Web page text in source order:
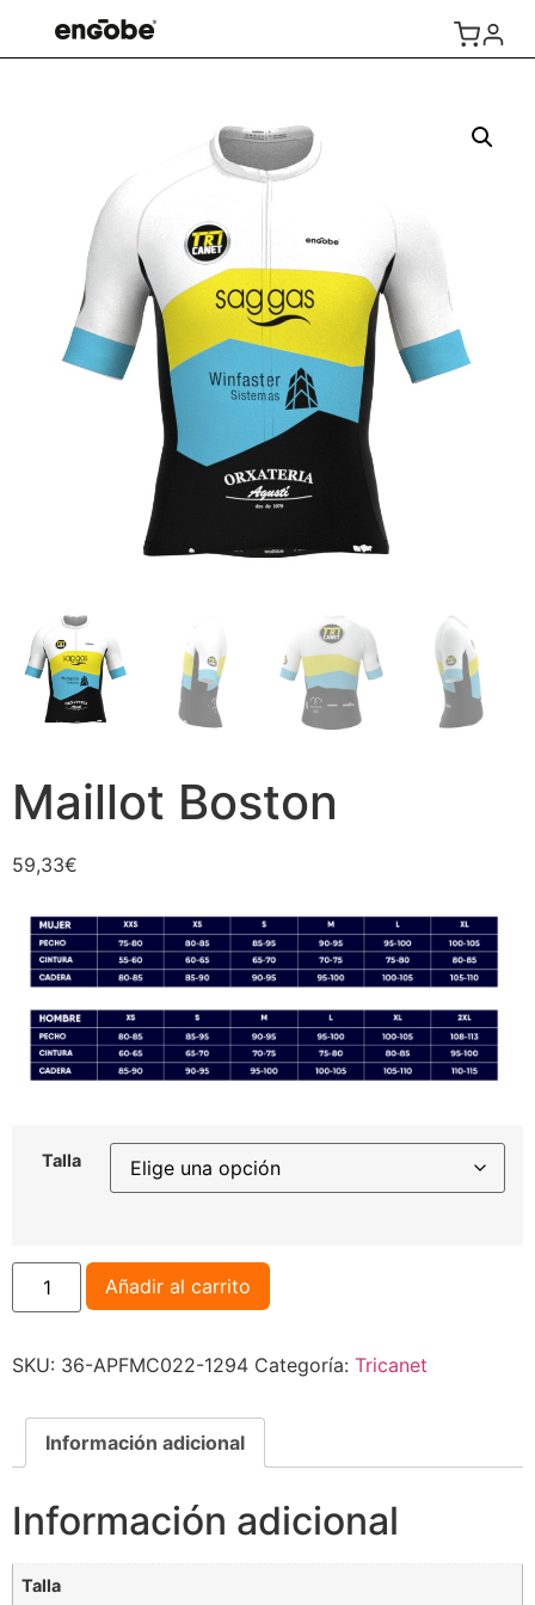
Maillot Boston
59,33€
Talla
Añadir al carrito
SKU: 36-APFMC022-1294 Categoría: Tricanet
Información adicional
Información adicional
Talla